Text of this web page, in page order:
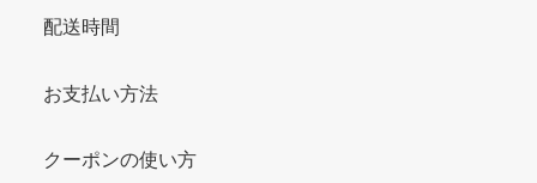
配送時間
お支払い方法
クーポンの使い方